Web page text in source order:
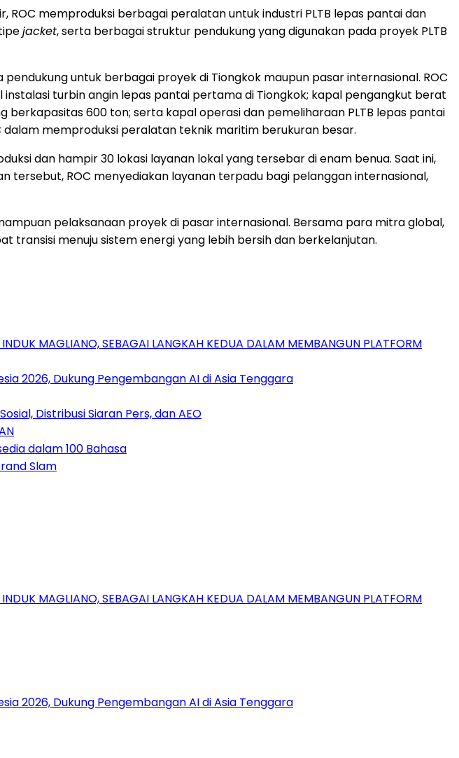
memproduksi berbagai peralatan untuk industri PLTB lepas pantai dan
jacket, serta berbagai struktur pendukung yang digunakan pada proyek PLTB
untuk berbagai proyek di Tiongkok maupun pasar internasional. ROC
turbin angin lepas pantai pertama di Tiongkok; kapal pengangkut berat
berkapasitas 600 ton; serta kapal operasi dan pemeliharaan PLTB lepas pantai
memproduksi peralatan teknik maritim berukuran besar.
dan hampir 30 lokasi layanan lokal yang tersebar di enam benua. Saat ini,
tersebut, ROC menyediakan layanan terpadu bagi pelanggan internasional,
pelaksanaan proyek di pasar internasional. Bersama para mitra global,
transisi menuju sistem energi yang lebih bersih dan berkelanjutan.
MAGLIANO, SEBAGAI LANGKAH KEDUA DALAM MEMBANGUN PLATFORM
2026, Dukung Pengembangan AI di Asia Tenggara
Distribusi Siaran Pers, dan AEO
dalam 100 Bahasa
Slam
MAGLIANO, SEBAGAI LANGKAH KEDUA DALAM MEMBANGUN PLATFORM
2026, Dukung Pengembangan AI di Asia Tenggara